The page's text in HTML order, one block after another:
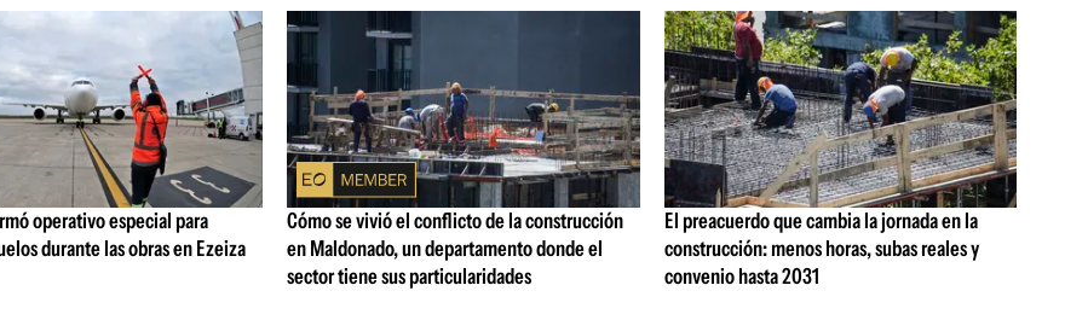
operativo especial para
durante las obras en Ezeiza
Cómo se vivió el conflicto de la construcción
en Maldonado, un departamento donde el
sector tiene sus particularidades
El preacuerdo que cambia la jornada en la
construcción: menos horas, subas reales y
convenio hasta 2031